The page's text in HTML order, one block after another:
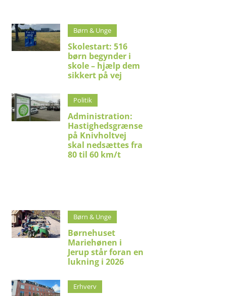
Børn & Unge
Skolestart: 516
børn begynder i
skole – hjælp dem
sikkert på vej
Politik
Administration:
Hastighedsgrænse
på Knivholtvej
skal nedsættes fra
80 til 60 km/t
Børn & Unge
Børnehuset
Mariehønen i
Jerup står foran en
lukning i 2026
Erhverv